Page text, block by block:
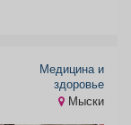
Медицина и
здоровье
Мыски